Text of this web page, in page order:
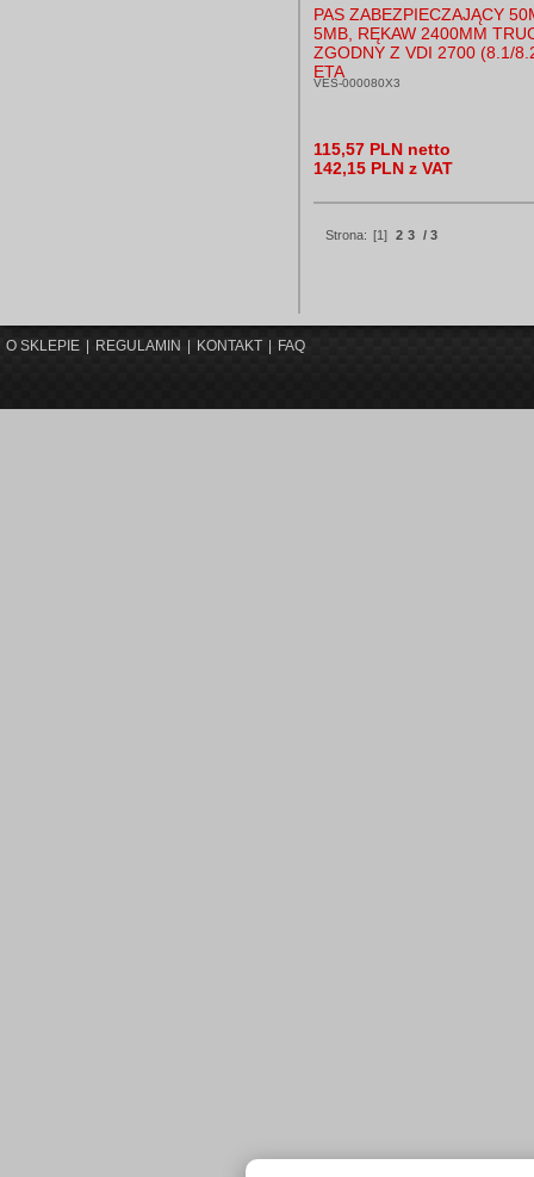
PAS ZABEZPIECZAJĄCY
5MB, RĘKAW 2400MM
ZGODNY Z VDI 2700 (8.1/
ETA
VES-000080X3
115,57 PLN netto
142,15 PLN z VAT
Strona: [1] 2 3 / 3
O SKLEPIE REGULAMIN KONTAKT FAQ